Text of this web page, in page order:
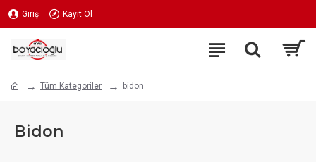
Giriş Kayıt Ol
Tüm Kategoriler bidon
Bidon